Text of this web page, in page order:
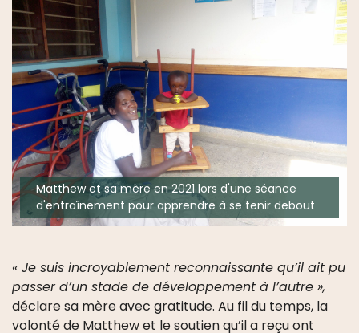
Matthew et sa mère en 2021 lors d'une séance
d'entraînement pour apprendre à se tenir debout
« Je suis incroyablement reconnaissante qu’il ait pu
passer d’un stade de développement à l’autre »,
déclare sa mère avec gratitude. Au fil du temps, la
volonté de Matthew et le soutien qu’il a reçu ont